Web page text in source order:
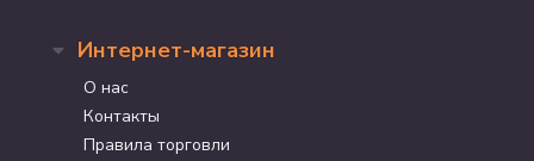
Интернет-магазин
О нас
Контакты
Правила торговли